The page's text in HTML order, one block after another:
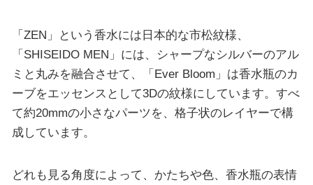
「ZEN」という香水には日本的な市松紋様、
「SHISEIDO MEN」には、シャープなシルバーのアル
ミと丸みを融合させて、「Ever Bloom」は香水瓶のカ
ーブをエッセンスとして3Dの紋様にしています。すべ
て約20mmの小さなパーツを、格子状のレイヤーで構
成しています。
どれも見る角度によって、かたちや色、香水瓶の表情